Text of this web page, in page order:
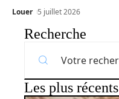
Louer 5 juillet 2026
Recherche
Les plus récents